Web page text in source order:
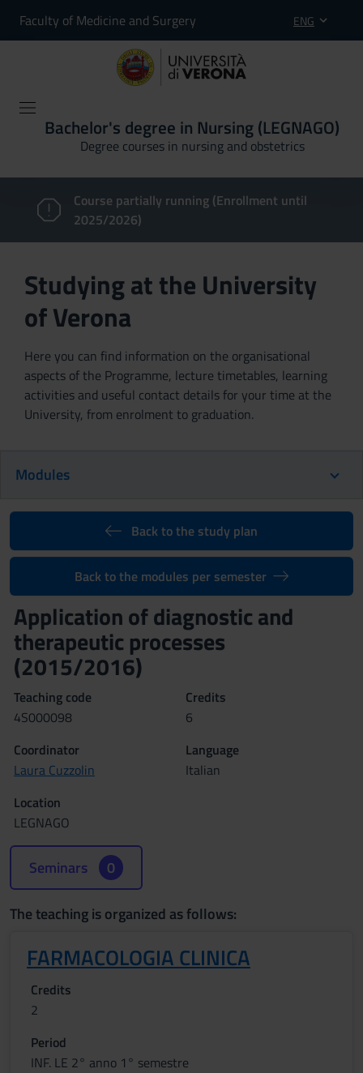
Faculty of Medicine and Surgery ENG
Bachelor's degree in Nursing (LEGNAGO)
Degree courses in nursing and obstetrics
Course partially running (Enrollment until
2025/2026)
Studying at the University
of Verona
Here you can find information on the organisational
aspects of the Programme, lecture timetables, learning
activities and useful contact details for your time at the
University, from enrolment to graduation.
Modules
Back to the study plan
Back to the modules per semester
Application of diagnostic and
therapeutic processes
(2015/2016)
Teaching code
4S000098
Credits
6
Coordinator
Laura Cuzzolin
Language
Italian
Location
LEGNAGO
Seminars 0
The teaching is organized as follows:
FARMACOLOGIA CLINICA
Credits
2
Period
INF. LE 2° anno 1° semestre